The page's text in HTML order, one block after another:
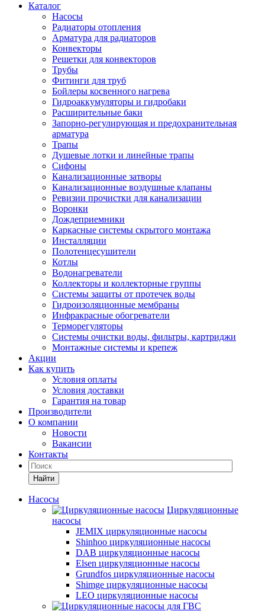
Каталог
Насосы
Радиаторы отопления
Арматура для радиаторов
Конвекторы
Решетки для конвекторов
Трубы
Фитинги для труб
Бойлеры косвенного нагрева
Гидроаккумуляторы и гидробаки
Расширительные баки
Запорно-регулирующая и предохранительная
арматура
Трапы
Душевые лотки и линейные трапы
Сифоны
Канализационные затворы
Канализационные воздушные клапаны
Ревизии прочистки для канализации
Воронки
Дождеприемники
Каркасные системы скрытого монтажа
Инсталляции
Полотенцесушители
Котлы
Водонагреватели
Коллекторы и коллекторные группы
Системы защиты от протечек воды
Гидроизоляционные мембраны
Инфракрасные обогреватели
Терморегуляторы
Системы очистки воды, фильтры, картриджи
Монтажные системы и крепеж
Акции
Как купить
Условия оплаты
Условия доставки
Гарантия на товар
Производители
О компании
Новости
Вакансии
Контакты
Найти
Насосы
Циркуляционные
насосы
JEMIX циркуляционные насосы
Shinhoo циркуляционные насосы
DAB циркуляционные насосы
Elsen циркуляционные насосы
Grundfos циркуляционные насосы
Shimge циркуляционные насосы
LEO циркуляционные насосы